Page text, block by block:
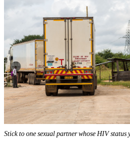
Stick to one sexual partner whose HIV status